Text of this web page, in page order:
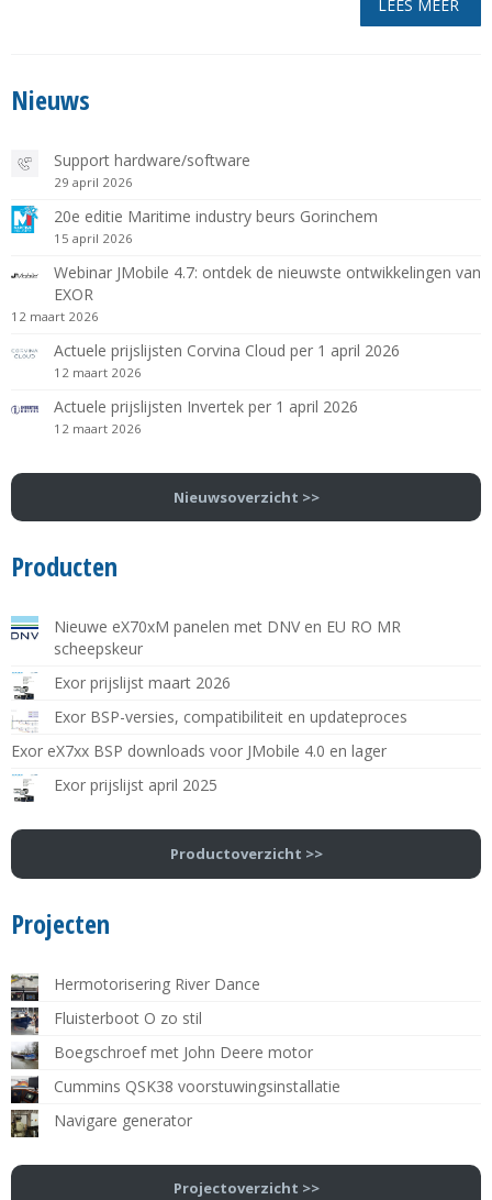
LEES MEER
Nieuws
Support hardware/software
29 april 2026
20e editie Maritime industry beurs Gorinchem
15 april 2026
Webinar JMobile 4.7: ontdek de nieuwste ontwikkelingen van
EXOR
12 maart 2026
Actuele prijslijsten Corvina Cloud per 1 april 2026
12 maart 2026
Actuele prijslijsten Invertek per 1 april 2026
12 maart 2026
Nieuwsoverzicht >>
Producten
Nieuwe eX70xM panelen met DNV en EU RO MR
scheepskeur
Exor prijslijst maart 2026
Exor BSP-versies, compatibiliteit en updateproces
Exor eX7xx BSP downloads voor JMobile 4.0 en lager
Exor prijslijst april 2025
Productoverzicht >>
Projecten
Hermotorisering River Dance
Fluisterboot O zo stil
Boegschroef met John Deere motor
Cummins QSK38 voorstuwingsinstallatie
Navigare generator
Projectoverzicht >>